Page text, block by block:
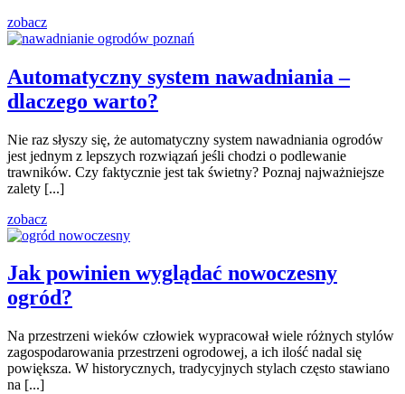
zobacz
Automatyczny system nawadniania –
dlaczego warto?
Nie raz słyszy się, że automatyczny system nawadniania ogrodów
jest jednym z lepszych rozwiązań jeśli chodzi o podlewanie
trawników. Czy faktycznie jest tak świetny? Poznaj najważniejsze
zalety [...]
zobacz
Jak powinien wyglądać nowoczesny
ogród?
Na przestrzeni wieków człowiek wypracował wiele różnych stylów
zagospodarowania przestrzeni ogrodowej, a ich ilość nadal się
powiększa. W historycznych, tradycyjnych stylach często stawiano
na [...]